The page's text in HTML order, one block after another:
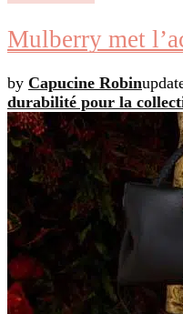
Mulberry met
by Capucine Robin
durabilité pour la